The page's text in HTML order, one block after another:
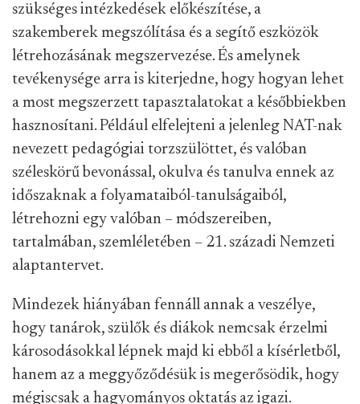
szükséges intézkedések előkészítése, a
szakemberek megszólítása és a segítő eszközök
létrehozásának megszervezése. És amelynek
tevékenysége arra is kiterjedne, hogy hogyan lehet
a most megszerzett tapasztalatokat a későbbiekben
hasznosítani. Például elfelejteni a jelenleg NAT-nak
nevezett pedagógiai torzszülöttet, és valóban
széleskörű bevonással, okulva és tanulva ennek az
időszaknak a folyamataiból-tanulságaiból,
létrehozni egy valóban – módszereiben,
tartalmában, szemléletében – 21. századi Nemzeti
alaptantervet.
Mindezek hiányában fennáll annak a veszélye,
hogy tanárok, szülők és diákok nemcsak érzelmi
károsodásokkal lépnek majd ki ebből a kísérletből,
hanem az a meggyőződésük is megerősödik, hogy
mégiscsak a hagyományos oktatás az igazi.